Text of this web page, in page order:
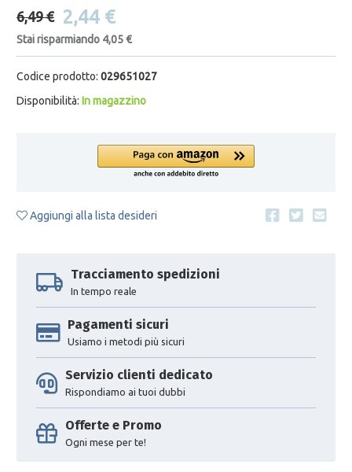
6,49 € 2,44 €
Stai risparmiando 4,05 €
Codice prodotto: 029651027
Disponibilità: In magazzino
Aggiungi alla lista desideri
Tracciamento spedizioni
In tempo reale
Pagamenti sicuri
Usiamo i metodi più sicuri
Servizio clienti dedicato
Rispondiamo ai tuoi dubbi
Offerte e Promo
Ogni mese per te!